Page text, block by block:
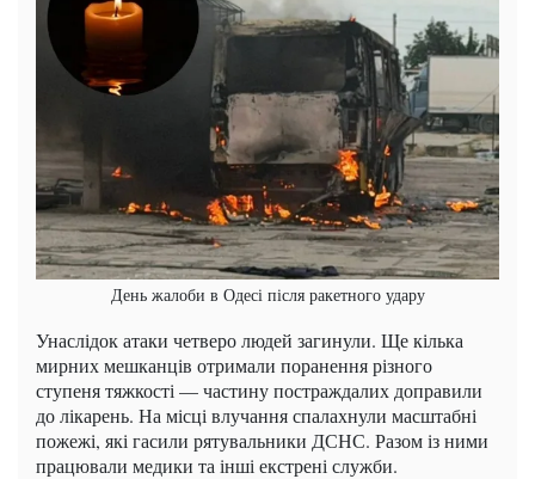
День жалоби в Одесі після ракетного удару
Унаслідок атаки четверо людей загинули. Ще кілька
мирних мешканців отримали поранення різного
ступеня тяжкості — частину постраждалих доправили
до лікарень. На місці влучання спалахнули масштабні
пожежі, які гасили рятувальники ДСНС. Разом із ними
працювали медики та інші екстрені служби.